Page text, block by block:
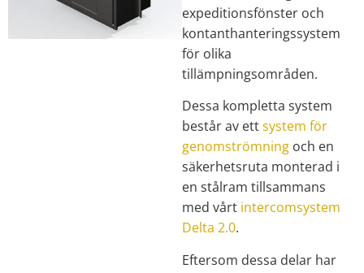
expeditionsfönster och
kontanthanteringssystem
för olika
tillämpningsområden.
Dessa kompletta system
består av ettsystem för
genomströmning och en
säkerhetsruta monterad i
en stålram tillsammans
med vårt intercomsystem
Delta 2.0.
Eftersom dessa delar har